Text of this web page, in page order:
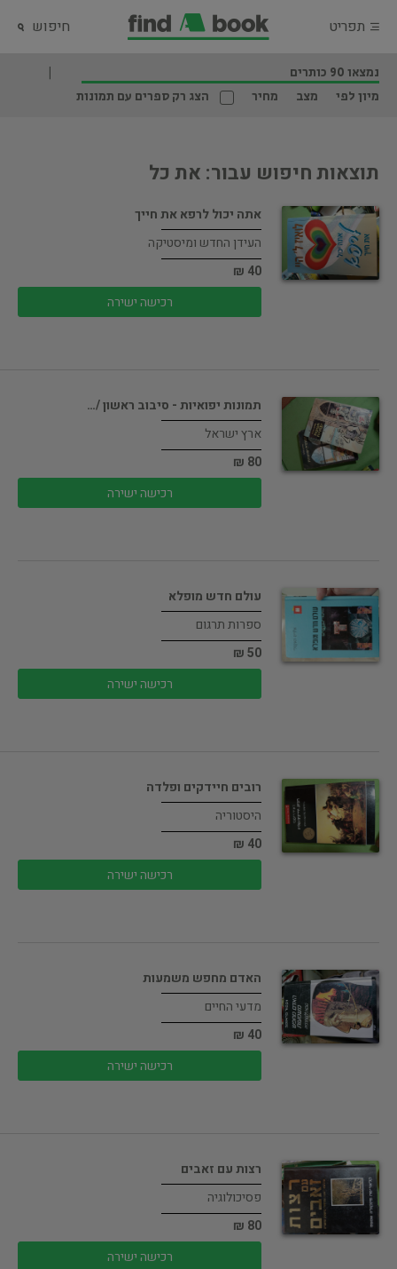
תפריט חיפוש
נמצאו 90 כותרים
מיון לפי
מצב מחיר הצג רק ספרים עם תמונות
תוצאות חיפוש עבור: את כל
אתה יכול לרפא את חייך
העידן החדש ומיסטיקה
40 ₪
רכישה ישירה
תמונות יפואיות - סיבוב ראשון /…
ארץ ישראל
80 ₪
רכישה ישירה
עולם חדש מופלא
ספרות תרגום
50 ₪
רכישה ישירה
רובים חיידקים ופלדה
היסטוריה
40 ₪
רכישה ישירה
האדם מחפש משמעות
מדעי החיים
40 ₪
רכישה ישירה
רצות עם זאבים
פסיכולוגיה
80 ₪
רכישה ישירה